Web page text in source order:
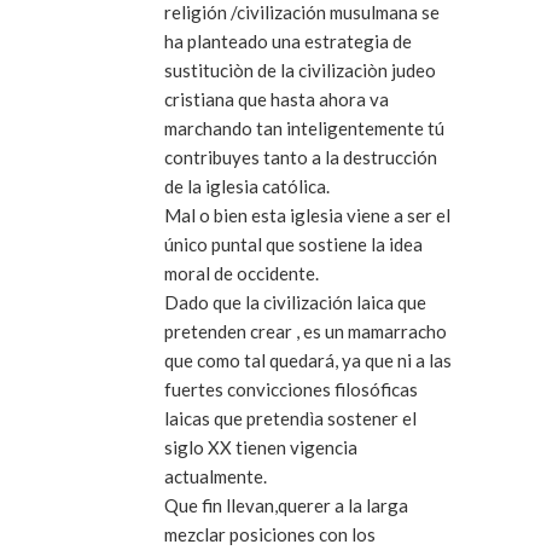
religión /civilización musulmana se
ha planteado una estrategia de
sustituciòn de la civilizaciòn judeo
cristiana que hasta ahora va
marchando tan inteligentemente tú
contribuyes tanto a la destrucción
de la iglesia católica.
Mal o bien esta iglesia viene a ser el
único puntal que sostiene la idea
moral de occidente.
Dado que la civilización laica que
pretenden crear , es un mamarracho
que como tal quedará, ya que ni a las
fuertes convicciones filosóficas
laicas que pretendìa sostener el
siglo XX tienen vigencia
actualmente.
Que fin llevan,querer a la larga
mezclar posiciones con los